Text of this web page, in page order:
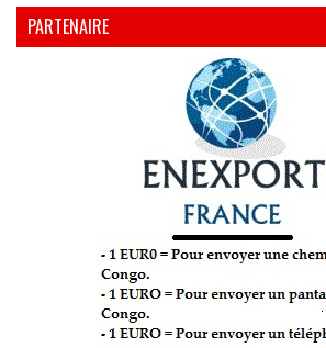
PARTENAIRE